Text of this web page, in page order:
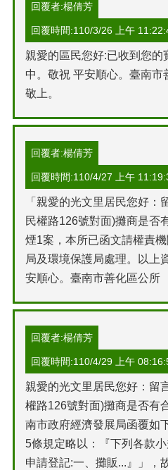
回覆者:楊倩芳
回覆時間:110/3/26 上午
親愛的區民您好:已收到您的
中。敬祝 平安順心。臺南市
敬上。
回覆者:楊倩芳
回覆時間:110/4/27 上午
「親愛的光文里居民您好：
民權路126號對面)攤商是否
煙1案，本所已函文請權責
局及環境保護局處理。以
安順心。臺南市善化區公所
回覆者:楊倩芳
回覆時間:110/4/29 上午
親愛的光文里居民您好：留
權路126號對面)攤商是否有
南市政府經濟發展局函覆如
5條規定略以：『下列各款
申請登記:一、攤販...』」，